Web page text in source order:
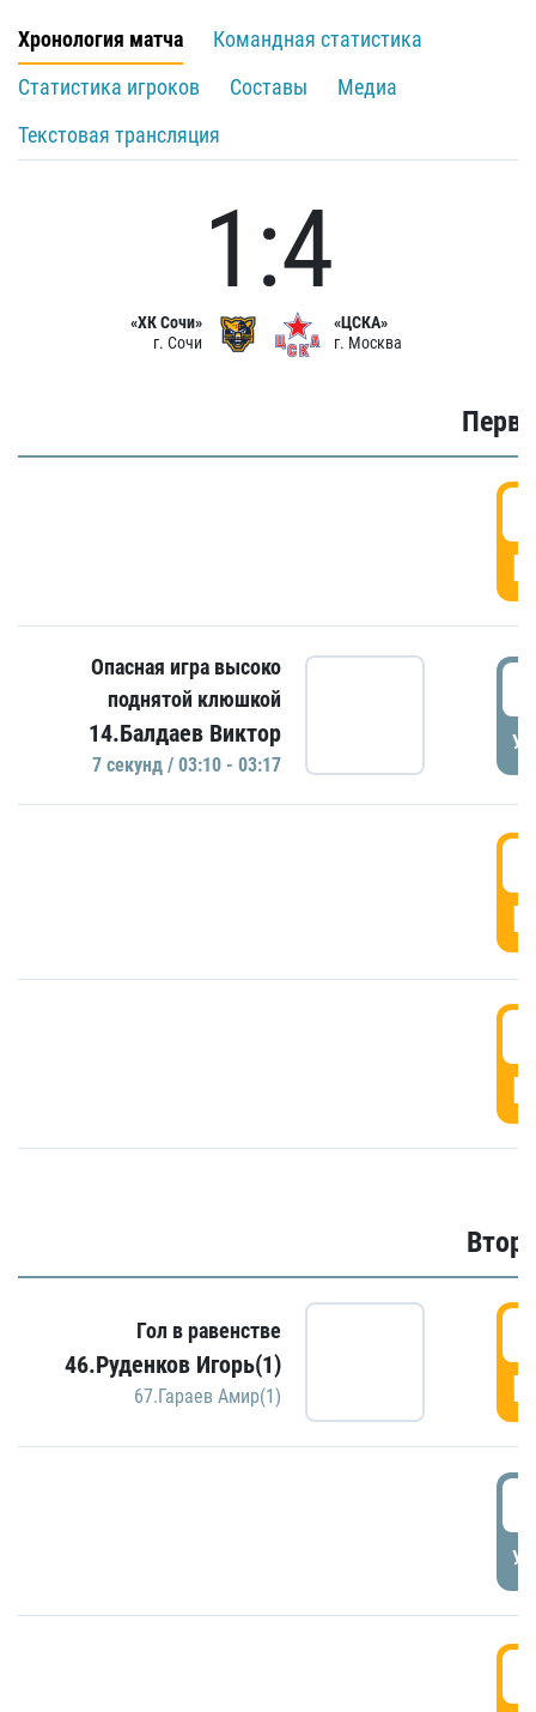
Хронология матча
Командная статистика
Статистика игроков
Составы
Медиа
Текстовая трансляция
«ХК Сочи»
г. Сочи
1:4
«ЦСКА»
г. Москва
Опасная игра высоко
поднятой клюшкой
14.Балдаев Виктор
7 секунд / 03:10 - 03:17
Гол в равенстве
46.Руденков Игорь(1)
67.Гараев Амир(1)